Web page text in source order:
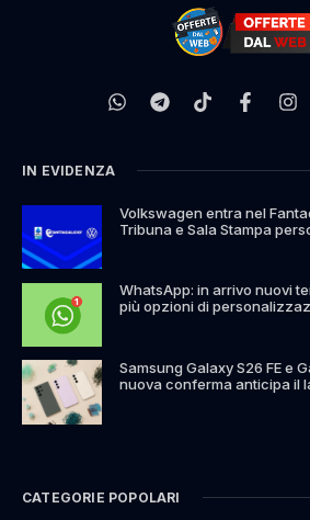
IN EVIDENZA
Volkswagen entra nel
Tribuna e Sala Stampa
WhatsApp: in arrivo nuovi
più opzioni di
Samsung Galaxy S26 FE e
nuova conferma anticipa il
CATEGORIE POPOLARI